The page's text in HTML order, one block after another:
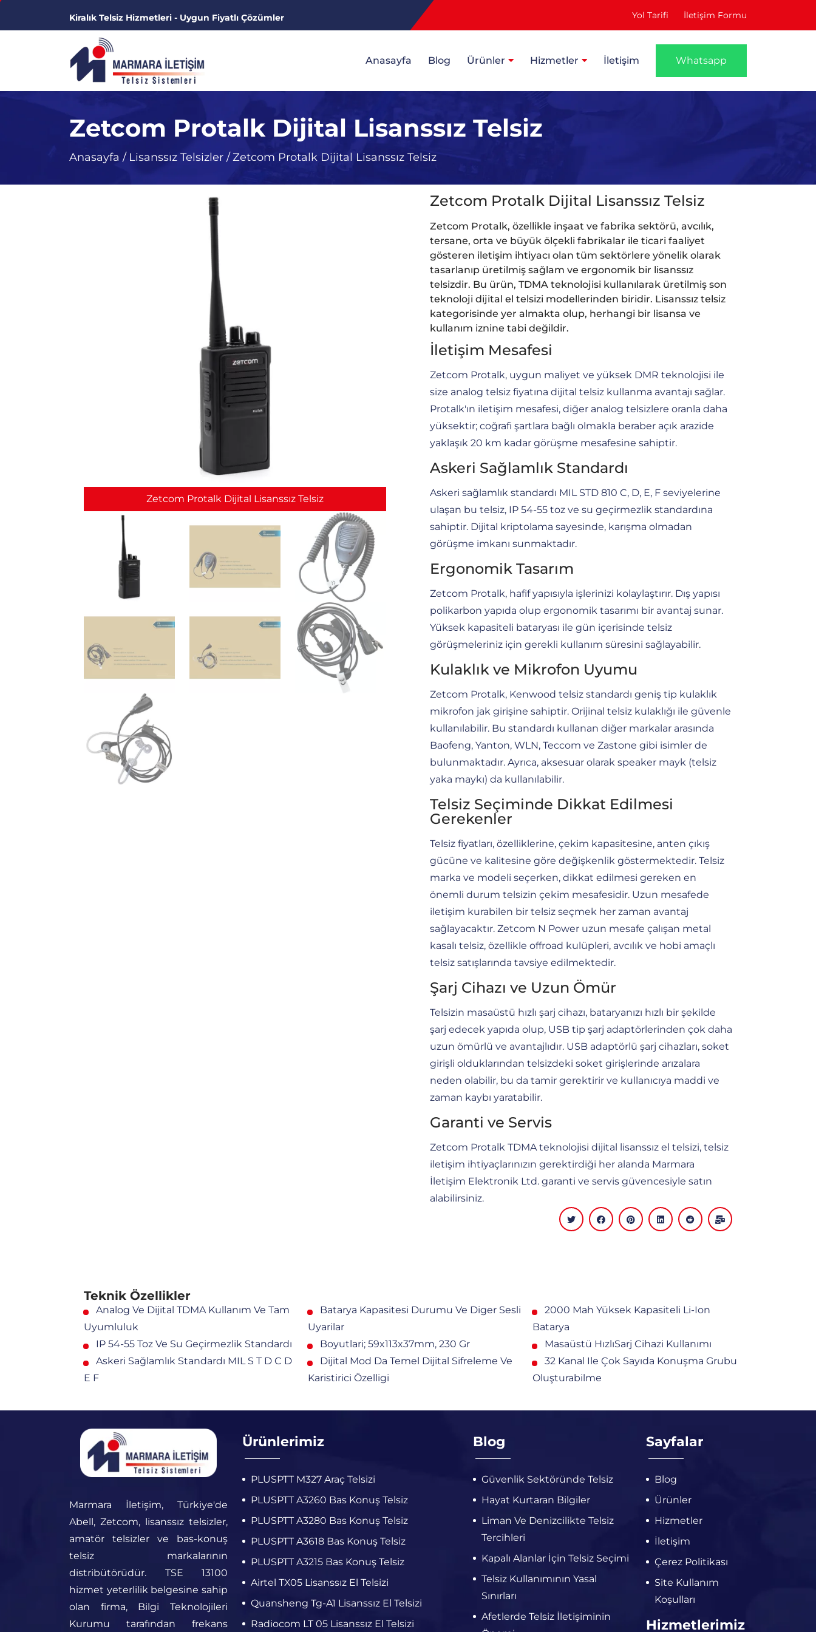
Kiralık Telsiz Hizmetleri - Uygun Fiyatlı Çözümler Yol Tarifi İletişim Formu
Anasayfa Blog Ürünler Hizmetler İletişim Whatsapp
Zetcom Protalk Dijital Lisanssız Telsiz
Anasayfa / Lisanssız Telsizler /Zetcom Protalk Dijital Lisanssız Telsiz
Zetcom Protalk Dijital Lisanssız Telsiz
Zetcom Protalk Dijital Lisanssız Telsiz
Zetcom Protalk, özellikle inşaat ve fabrika sektörü, avcılık,
tersane, orta ve büyük ölçekli fabrikalar ile ticari faaliyet
gösteren iletişim ihtiyacı olan tüm sektörlere yönelik olarak
tasarlanıp üretilmiş sağlam ve ergonomik bir lisanssız
telsizdir. Bu ürün, TDMA teknolojisi kullanılarak üretilmiş son
teknoloji dijital el telsizi modellerinden biridir. Lisanssız telsiz
kategorisinde yer almakta olup, herhangi bir lisansa ve
kullanım iznine tabi değildir.
İletişim Mesafesi
Zetcom Protalk, uygun maliyet ve yüksek DMR teknolojisi ile
size analog telsiz fiyatına dijital telsiz kullanma avantajı sağlar.
Protalk'ın iletişim mesafesi, diğer analog telsizlere oranla daha
yüksektir; coğrafi şartlara bağlı olmakla beraber açık arazide
yaklaşık 20 km kadar görüşme mesafesine sahiptir.
Askeri Sağlamlık Standardı
Askeri sağlamlık standardı MIL STD 810 C, D, E, F seviyelerine
ulaşan bu telsiz, IP 54-55 toz ve su geçirmezlik standardına
sahiptir. Dijital kriptolama sayesinde, karışma olmadan
görüşme imkanı sunmaktadır.
Ergonomik Tasarım
Zetcom Protalk, hafif yapısıyla işlerinizi kolaylaştırır. Dış yapısı
polikarbon yapıda olup ergonomik tasarımı bir avantaj sunar.
Yüksek kapasiteli bataryası ile gün içerisinde telsiz
görüşmeleriniz için gerekli kullanım süresini sağlayabilir.
Kulaklık ve Mikrofon Uyumu
Zetcom Protalk, Kenwood telsiz standardı geniş tip kulaklık
mikrofon jak girişine sahiptir. Orijinal telsiz kulaklığı ile güvenle
kullanılabilir. Bu standardı kullanan diğer markalar arasında
Baofeng, Yanton, WLN, Teccom ve Zastone gibi isimler de
bulunmaktadır. Ayrıca, aksesuar olarak speaker mayk (telsiz
yaka maykı) da kullanılabilir.
Telsiz Seçiminde Dikkat Edilmesi
Gerekenler
Telsiz fiyatları, özelliklerine, çekim kapasitesine, anten çıkış
gücüne ve kalitesine göre değişkenlik göstermektedir. Telsiz
marka ve modeli seçerken, dikkat edilmesi gereken en
önemli durum telsizin çekim mesafesidir. Uzun mesafede
iletişim kurabilen bir telsiz seçmek her zaman avantaj
sağlayacaktır. Zetcom N Power uzun mesafe çalışan metal
kasalı telsiz, özellikle offroad kulüpleri, avcılık ve hobi amaçlı
telsiz satışlarında tavsiye edilmektedir.
Şarj Cihazı ve Uzun Ömür
Telsizin masaüstü hızlı şarj cihazı, bataryanızı hızlı bir şekilde
şarj edecek yapıda olup, USB tip şarj adaptörlerinden çok daha
uzun ömürlü ve avantajlıdır. USB adaptörlü şarj cihazları, soket
girişli olduklarından telsizdeki soket girişlerinde arızalara
neden olabilir, bu da tamir gerektirir ve kullanıcıya maddi ve
zaman kaybı yaratabilir.
Garanti ve Servis
Zetcom Protalk TDMA teknolojisi dijital lisanssız el telsizi, telsiz
iletişim ihtiyaçlarınızın gerektirdiği her alanda Marmara
İletişim Elektronik Ltd. garanti ve servis güvencesiyle satın
alabilirsiniz.
Teknik Özellikler
Analog Ve Dijital TDMA Kullanım Ve Tam
Uyumluluk
IP 54-55 Toz Ve Su Geçirmezlik Standardı
Askeri Sağlamlık Standardı MIL S T D C D
E F
Batarya Kapasitesi Durumu Ve Diger Sesli
Uyarilar
Boyutlari; 59x113x37mm, 230 Gr
Dijital Mod Da Temel Dijital Sifreleme Ve
Karistirici Özelligi
2000 Mah Yüksek Kapasiteli Li-Ion
Batarya
Masaüstü HızlıSarj Cihazi Kullanımı
32 Kanal Ile Çok Sayıda Konuşma Grubu
Oluşturabilme
Marmara İletişim, Türkiye'de
Abell, Zetcom, lisanssız telsizler,
amatör telsizler ve bas-konuş
telsiz markalarının
distribütörüdür. TSE 13100
hizmet yeterlilik belgesine sahip
olan firma, Bilgi Teknolojileri
Kurumu tarafından frekans
Ürünlerimiz
PLUSPTT M327 Araç Telsizi
PLUSPTT A3260 Bas Konuş Telsiz
PLUSPTT A3280 Bas Konuş Telsiz
PLUSPTT A3618 Bas Konuş Telsiz
PLUSPTT A3215 Bas Konuş Telsiz
Airtel TX05 Lisanssız El Telsizi
Quansheng Tg-A1 Lisanssız El Telsizi
Radiocom LT 05 Lisanssız El Telsizi
Blog
Güvenlik Sektöründe Telsiz
Hayat Kurtaran Bilgiler
Liman Ve Denizcilikte Telsiz
Tercihleri
Kapalı Alanlar İçin Telsiz Seçimi
Telsiz Kullanımının Yasal
Sınırları
Afetlerde Telsiz İletişiminin
Sayfalar
Blog
Ürünler
Hizmetler
İletişim
Çerez Politikası
Site Kullanım
Koşulları
Hizmetlerimiz